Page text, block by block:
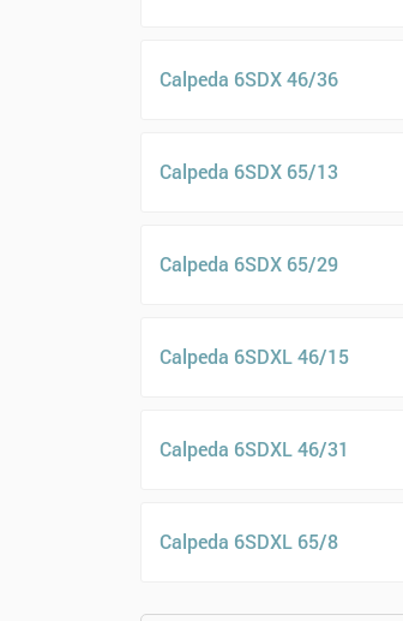
Calpeda 6SDX 46/36
Calpeda 6SDX 65/13
Calpeda 6SDX 65/29
Calpeda 6SDXL 46/15
Calpeda 6SDXL 46/31
Calpeda 6SDXL 65/8